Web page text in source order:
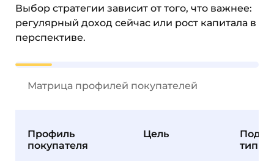
Выбор стратегии зависит от того, что важнее:
регулярный доход сейчас или рост капитала в
перспективе.
Матрица профилей покупателей
Профиль
покупателя
Цель
тип